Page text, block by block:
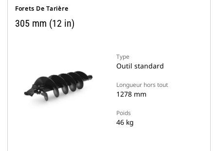
Forets De Tarière
305 mm (12 in)
Type
Outil standard
Longueur hors tout
1278 mm
Poids
46 kg